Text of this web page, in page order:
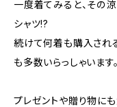
一度着てみると、その
シャツ!?
続けて何着も購入され
も多数いらっしゃいます。
プレゼントや贈り物に